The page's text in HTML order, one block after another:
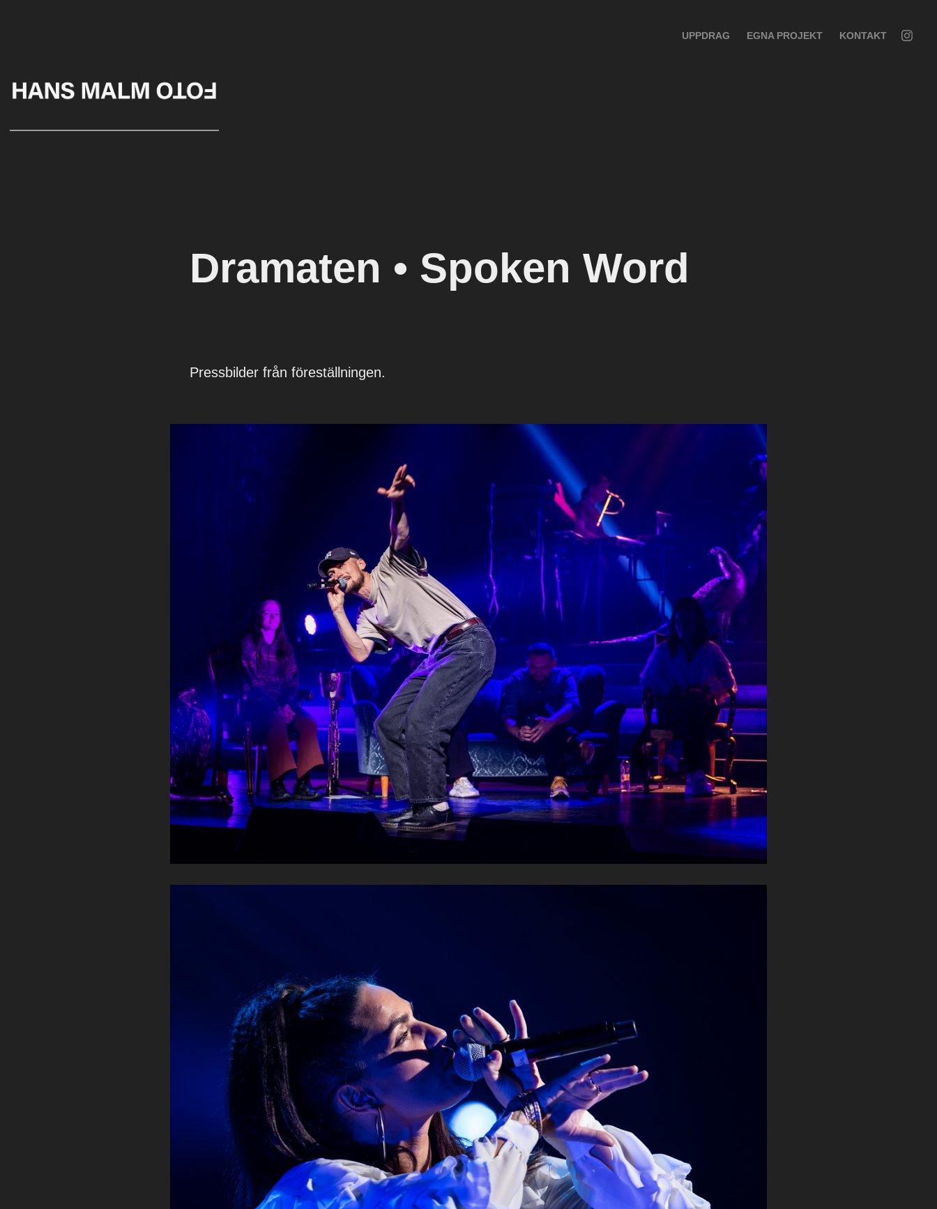
UPPDRAG EGNA PROJEKT KONTAKT
Dramaten • Spoken Word
Pressbilder från föreställningen.